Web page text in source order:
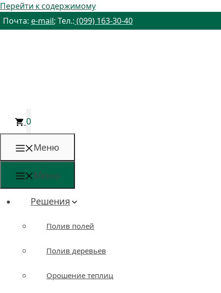
Перейти к содержимому
Почта: e-mail; Тел.: (099) 163-30-40
0
Меню
Меню
Решения
Полив полей
Полив деревьев
Орошение теплиц